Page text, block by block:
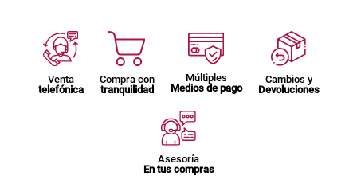
Venta
telefónica
Compra con
tranquilidad
Múltiples
Medios de pago
Cambios y
Devoluciones
Asesoría
En tus compras